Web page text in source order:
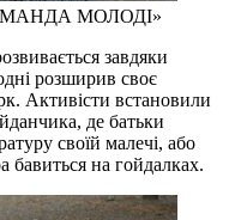
МОЛОДІ»
завдяки
розширив своє
Активісти встановили
де батьки
своїй малечі, або
бавиться на гойдалках.